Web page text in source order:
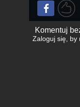
Komentuj
Zaloguj się, by